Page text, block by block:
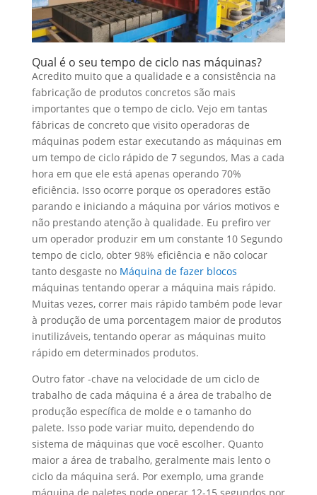
Qual é o seu tempo de ciclo nas máquinas?
Acredito muito que a qualidade e a consistência na
fabricação de produtos concretos são mais
importantes que o tempo de ciclo. Vejo em tantas
fábricas de concreto que visito operadoras de
máquinas podem estar executando as máquinas em
um tempo de ciclo rápido de 7 segundos, Mas a cada
hora em que ele está apenas operando 70%
eficiência. Isso ocorre porque os operadores estão
parando e iniciando a máquina por vários motivos e
não prestando atenção à qualidade. Eu prefiro ver
um operador produzir em um constante 10 Segundo
tempo de ciclo, obter 98% eficiência e não colocar
tanto desgaste no Máquina de fazer blocos
máquinas tentando operar a máquina mais rápido.
Muitas vezes, correr mais rápido também pode levar
à produção de uma porcentagem maior de produtos
inutilizáveis, tentando operar as máquinas muito
rápido em determinados produtos.
Outro fator -chave na velocidade de um ciclo de
trabalho de cada máquina é a área de trabalho de
produção específica de molde e o tamanho do
palete. Isso pode variar muito, dependendo do
sistema de máquinas que você escolher. Quanto
maior a área de trabalho, geralmente mais lento o
ciclo da máquina será. Por exemplo, uma grande
máquina de paletes pode operar 12-15 segundos por